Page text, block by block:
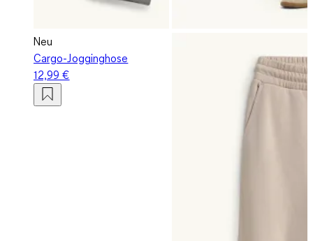
Neu
Cargo-Jogginghose
12,99 €